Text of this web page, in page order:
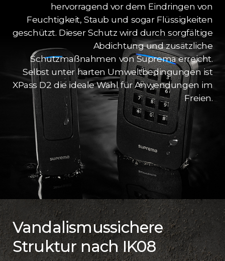
hervorragend vor dem Eindringen von
Feuchtigkeit, Staub und sogar Flüssigkeiten
geschützt. Dieser Schutz wird durch sorgfältige
Abdichtung und zusätzliche
Schutzmaßnahmen von Suprema erreicht.
Selbst unter harten Umweltbedingungen ist
XPass D2 die ideale Wahl für Anwendungen im
Freien.
Vandalismussichere
Struktur nach IK08